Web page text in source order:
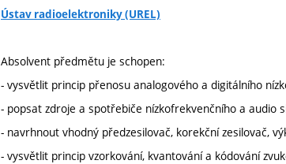
Ústav radioelektroniky (UREL)
Absolvent předmětu je schopen:
- vysvětlit princip přenosu analogového a digitálního
- popsat zdroje a spotřebiče nízkofrekvenčního a audio
- navrhnout vhodný předzesilovač, korekční zesilovač,
- vysvětlit princip vzorkování, kvantování a kódování